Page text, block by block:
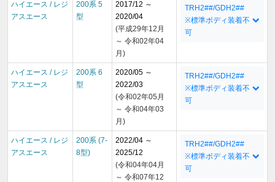
ハイエース / レジ
アスエース
200系 5
型
2017/12 ～
2020/04
(平成29年12月
～ 令和02年04
月)
TRH2##/GDH2##
※標準ボディ装着不
可
ハイエース / レジ
アスエース
200系 6
型
2020/05 ～
2022/03
(令和02年05月
～ 令和04年03
月)
TRH2##/GDH2##
※標準ボディ装着不
可
ハイエース / レジ
アスエース
200系 (7-
8型)
2022/04 ～
2025/12
(令和04年04月
～ 令和07年12
TRH2##/GDH2##
※標準ボディ装着不
可